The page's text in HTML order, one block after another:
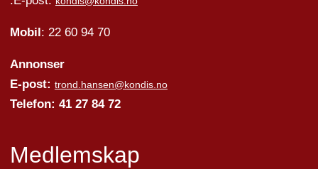
Mobil : 22 60 94 70
Annonser
E-post: trond.hansen@kondis.no
Telefon: 41 27 84 72
Medlemskap